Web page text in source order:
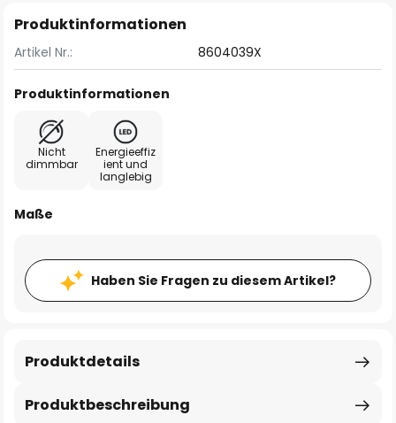
Produktinformationen
Artikel Nr.: 8604039X
Produktinformationen
Nicht
dimmbar
Energieeffiz
ient und
langlebig
Maße
Haben Sie Fragen zu diesem Artikel?
Produktbeschreibung
Produktdetails